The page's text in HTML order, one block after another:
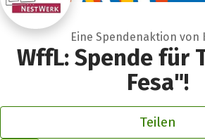
Eine Spendenaktion von
WffL: Spende für
Fesa"!
Teilen